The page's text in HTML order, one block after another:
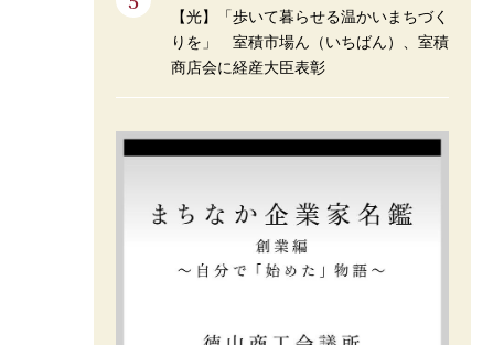
【光】「歩いて暮らせる温かいまちづく
りを」 室積市場ん（いちばん）、室積
商店会に経産大臣表彰